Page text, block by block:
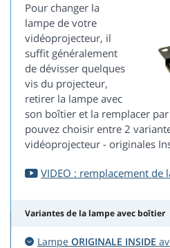
Pour changer la
lampe de votre
vidéoprojecteur, il
suffit généralement
de dévisser quelques
vis du projecteur,
retirer la lampe avec
son boîtier et la remplacer par
pouvez choisir entre 2
vidéoprojecteur - originales
VIDEO : remplacement de
Variantes de la lampe avec boîtier
Lampe ORIGINALE INSIDE